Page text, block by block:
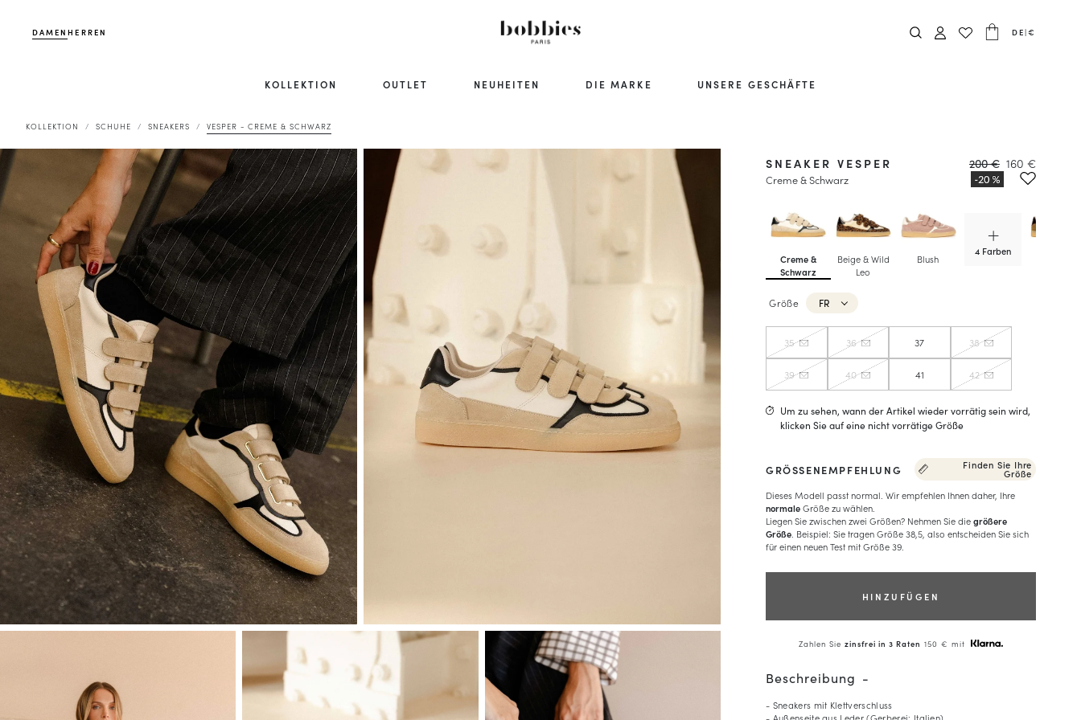
DAMENHERREN DE|€
KOLLEKTION OUTLET NEUHEITEN DIE MARKE UNSERE GESCHÄFTE
KOLLEKTION SCHUHE SNEAKERS VESPER - CREME & SCHWARZ
Creme &
Schwarz
Beige & Wild
Leo
Blush
4 Farben
SNEAKER VESPER
Creme & Schwarz
200 € 160 €
Größe FR
35 36 37 38
39 40 41 42
Um zu sehen, wann der Artikel wieder vorrätig sein wird,
klicken Sie auf eine nicht vorrätige Größe
GRÖSSENEMPFEHLUNG Finden Sie Ihre
Größe
Dieses Modell passt normal. Wir empfehlen Ihnen daher, Ihre
normaleGröße zu wählen.
Liegen Sie zwischen zwei Größen? Nehmen Sie diegrößere
Größe . Beispiel: Sie tragen Größe 38,5, also entscheiden Sie sich
für einen neuen Test mit Größe 39.
HINZUFÜGEN
Zahlen Siezinsfrei in 3 Raten 150 € mit
Beschreibung
- Sneakers mit Klettverschluss